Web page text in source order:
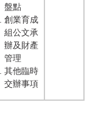
盤點
創業育成
組公文承
辦及財產
管理
其他臨時
交辦事項